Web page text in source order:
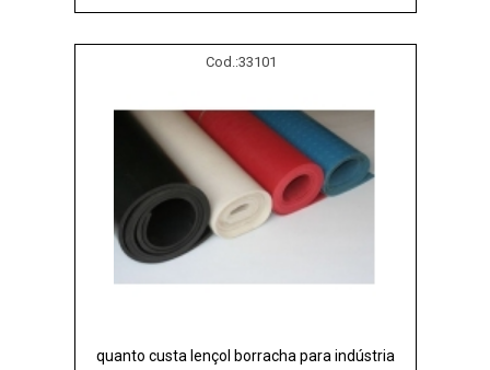
Cod.:33101
quanto custa lençol borracha para indústria